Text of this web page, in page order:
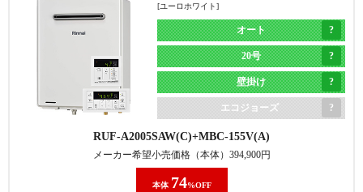
[ユーロホワイト]
オート
20号
壁掛け
エコジョーズ
RUF-A2005SAW(C) MBC-155V(A)
メーカー希望小売価格（本体） 394,900円
本体 74%OFF